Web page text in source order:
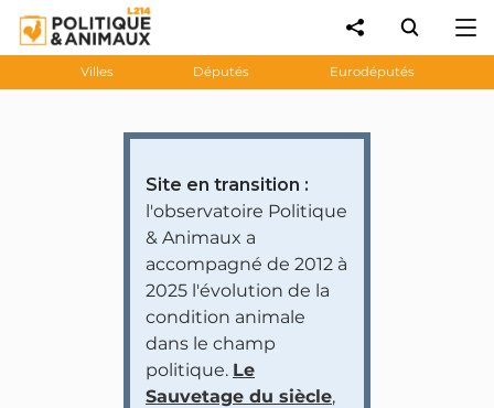
Villes Députés Eurodéputés
Site en transition :
l'observatoire Politique
& Animaux a
accompagné de 2012 à
2025 l'évolution de la
condition animale
dans le champ
politique. Le
Sauvetage du siècle,